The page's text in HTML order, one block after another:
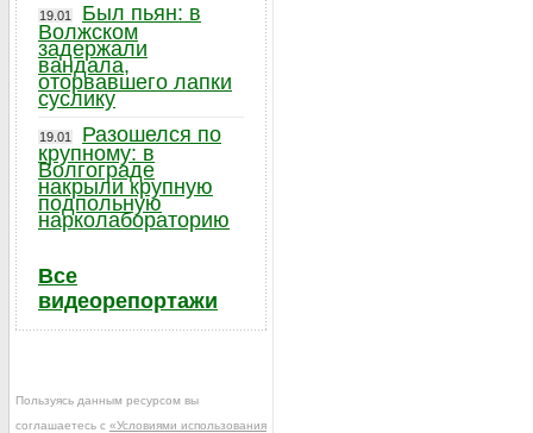
19.01
Был пьян: в
Волжском
задержали
вандала,
оторвавшего лапки
суслику
19.01
Разошелся по
крупному: в
Волгограде
накрыли крупную
подпольную
нарколабораторию
Все
видеорепортажи
Пользуясь данным ресурсом вы
соглашаетесь с «Условиями использования